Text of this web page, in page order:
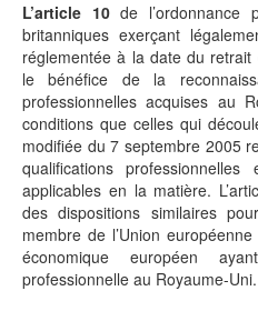
L’article 10de l’ordonnance
britanniques exerçant
réglementée à la date du
le bénéfice de la
professionnelles acquises au
conditions que celles qui
modifiée du 7 septembre 2005
qualifications
applicables en la matière.
des dispositions similaires
membre de l’Union
économique européen
professionnelle au Royaume-Uni.